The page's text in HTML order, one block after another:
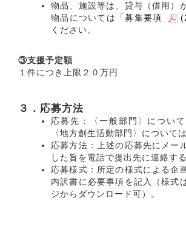
物品、施設等は、貸与（借用）
物品については「募集要項
ください。
③支援予定額
１件につき上限２０万円
３．応募方法
応募先：〈一般部門〉について
〈地方創生活動部門〉について
応募方法：上述の応募先にメー
した旨を電話で提出先に連絡する
応募様式：所定の様式による企
内訳書に必要事項を記入（様式
ジからダウンロード可）。